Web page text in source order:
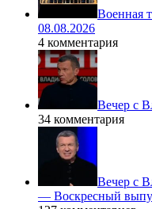
Военная
08.08.2026
4 комментария
Вечер с
34 комментария
Вечер с
— Воскресный